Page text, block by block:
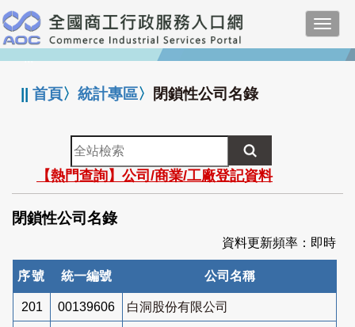
跳
到
主
要
:::
||首頁〉統計專區〉 閉鎖性公司名錄
全
站
檢
索
【熱門查詢】公司/商業/工廠登記資料
閉鎖性公司名錄
資料更新頻率：即時
序號 統一編號 公司名稱
201 00139606 白洞股份有限公司